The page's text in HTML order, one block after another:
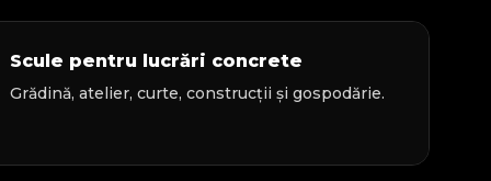
Scule pentru lucrări concrete
Grădină, atelier, curte, construcții și gospodărie.